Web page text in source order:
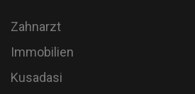
Zahnarzt
Immobilien
Kusadasi